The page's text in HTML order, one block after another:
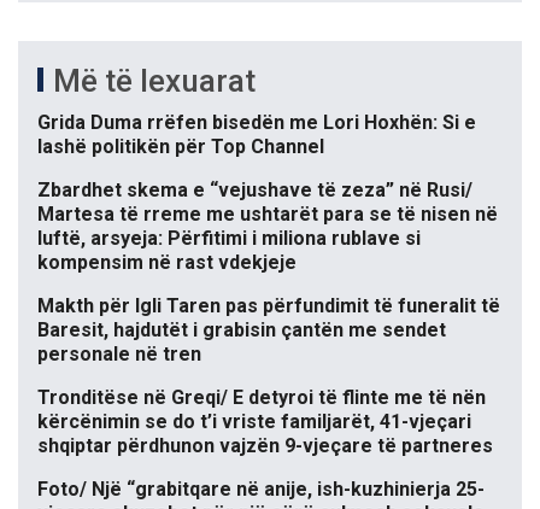
Më të lexuarat
Grida Duma rrëfen bisedën me Lori Hoxhën: Si e
lashë politikën për Top Channel
Zbardhet skema e “vejushave të zeza” në Rusi/
Martesa të rreme me ushtarët para se të nisen në
luftë, arsyeja: Përfitimi i miliona rublave si
kompensim në rast vdekjeje
Makth për Igli Taren pas përfundimit të funeralit të
Baresit, hajdutët i grabisin çantën me sendet
personale në tren
Tronditëse në Greqi/ E detyroi të flinte me të nën
kërcënimin se do t’i vriste familjarët, 41-vjeçari
shqiptar përdhunon vajzën 9-vjeçare të partneres
Foto/ Një “grabitqare në anije, ish-kuzhinierja 25-